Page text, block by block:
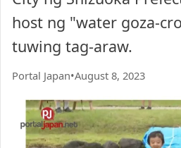
host ng "water goza-
tuwing tag-araw.
Portal Japan•August 8, 2023